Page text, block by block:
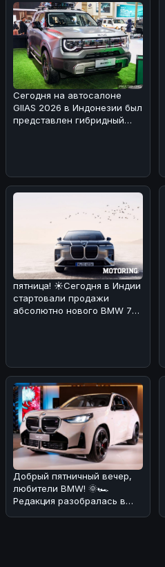
Сегодня на автосалоне
GIIAS 2026 в Индонезии был
представлен гибридный
пятница! ☀️Сегодня в Индии
стартовали продажи
абсолютно нового BMW 7
Добрый пятничный вечер,
любители BMW! 🌞🏎
Редакция разобралась в